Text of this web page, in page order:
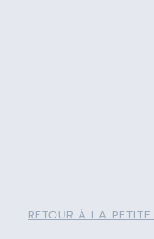
RETOUR À LA PETITE